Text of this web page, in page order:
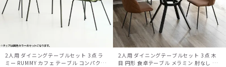
2人用 ダイニングテーブルセット 3点 ラ
ミー RUMMY カフェ テーブル コンパクト
2人用 ダイニングテーブルセット 3点 木
目 円形 食卓テーブル メラミン 肘なし 食